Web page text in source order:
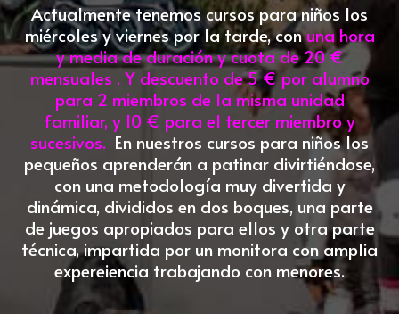
Actualmente tenemos cursos para niños los
miércoles y viernes por la tarde, conunahora
y media de duración y cuota de 20 €
mensuales . Y descuento de 5 € por alumno
para 2 miembros de la misma unidad
familiar, y 10 € para el tercer miembro y
sucesivos. En nuestros cursos para niños los
pequeños aprenderán a patinar divirtiéndose,
con una metodología muy divertida y
dinámica, divididos en dos boques, una parte
de juegos apropiados para ellos y otra parte
técnica, impartida por un monitora con amplia
expereiencia trabajando con menores.